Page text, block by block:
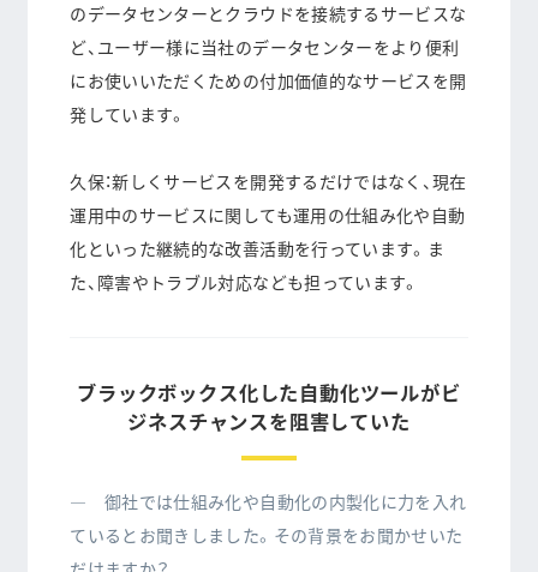
のデータセンターとクラウドを接続するサービスな
ど、ユーザー様に当社のデータセンターをより便利
にお使いいただくための付加価値的なサービスを開
発しています。
久保：新しくサービスを開発するだけではなく、現在
運用中のサービスに関しても運用の仕組み化や自動
化といった継続的な改善活動を行っています。ま
た、障害やトラブル対応なども担っています。
ブラックボックス化した自動化ツールがビ
ジネスチャンスを阻害していた
― 御社では仕組み化や自動化の内製化に力を入れ
ているとお聞きしました。その背景をお聞かせいた